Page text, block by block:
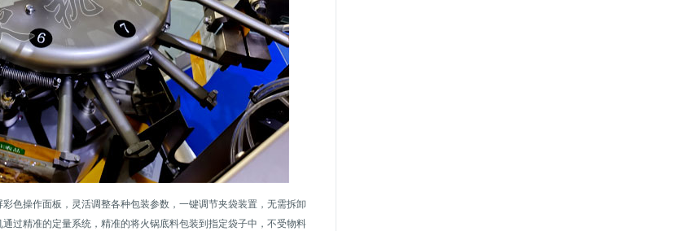
色操作面板，灵活调整各种包装参数，一键调节夹袋装置，无需拆卸
过精准的定量系统，精准的将火锅底料包装到指定袋子中，不受物料